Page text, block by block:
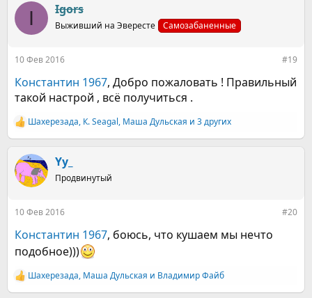
к
ц
и
I Igors
Выживший на Эвересте Самозабаненные
10 Фев 2016 #19
Константин 1967, Добро пожаловать ! Правильный
такой настрой , всё получиться .
Р
е
к
ц
и
Шахерезада, К. Seagal, Маша Дульская и 3 других
Yy_
Продвинутый
10 Фев 2016 #20
Константин 1967, боюсь, что кушаем мы нечто
подобное)))
Р
е
Шахерезада, Маша Дульская и Владимир Файб